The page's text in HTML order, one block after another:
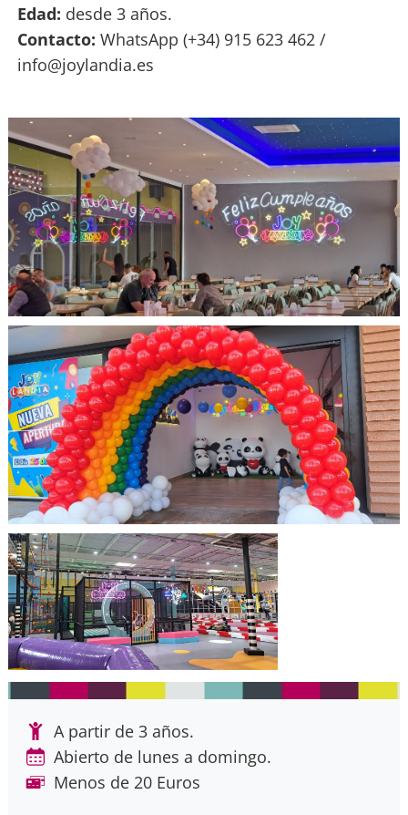
Edad: desde 3 años.
Contacto: WhatsApp (+34) 915 623 462 /
info@joylandia.es
A partir de 3 años.
Abierto de lunes a domingo.
Menos de 20 Euros